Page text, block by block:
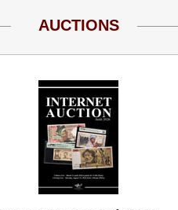
AUCTIONS